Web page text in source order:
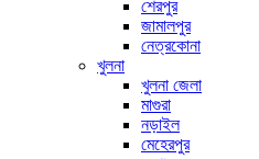
শেরপুর
জামালপুর
নেত্রকোনা
খুলনা
খুলনা জেলা
মাগুরা
নড়াইল
মেহেরপুর